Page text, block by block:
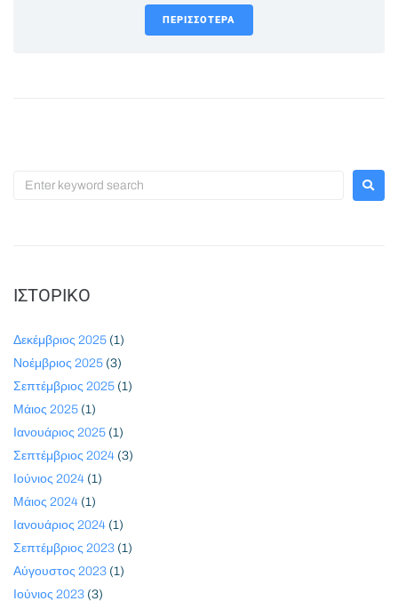
ΠΕΡΙΣΣΌΤΕΡΑ
ΙΣΤΟΡΙΚΌ
Δεκέμβριος 2025 (1)
Νοέμβριος 2025 (3)
Σεπτέμβριος 2025 (1)
Μάιος 2025 (1)
Ιανουάριος 2025 (1)
Σεπτέμβριος 2024 (3)
Ιούνιος 2024 (1)
Μάιος 2024 (1)
Ιανουάριος 2024 (1)
Σεπτέμβριος 2023 (1)
Αύγουστος 2023 (1)
Ιούνιος 2023 (3)